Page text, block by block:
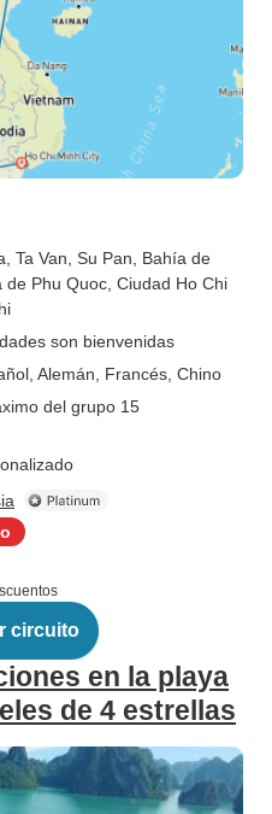
, Ta Van , Su Pan , Bahía de
de Phu Quoc , Ciudad Ho Chi
son bienvenidas
Alemán, Francés, Chino
del grupo 15
circuito
en la playa
de 4 estrellas